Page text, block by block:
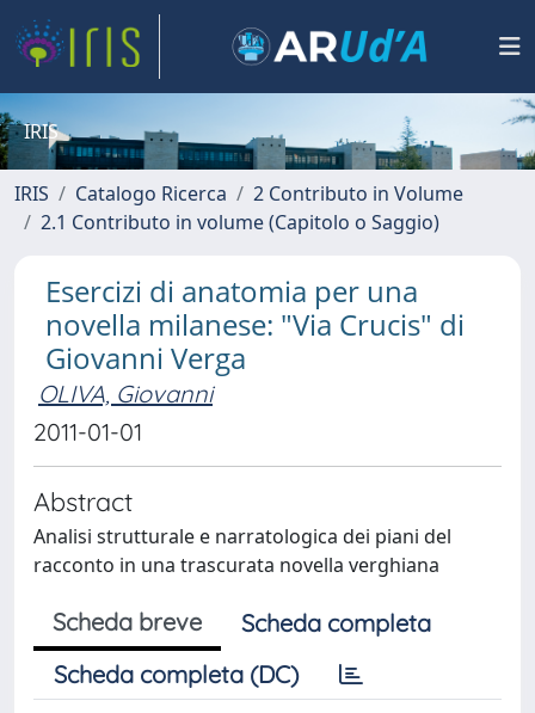
IRIS
IRIS Catalogo Ricerca
2 Contributo in Volume
2.1 Contributo in volume (Capitolo o Saggio)
Esercizi di anatomia per una
novella milanese: "Via Crucis" di
Giovanni Verga
OLIVA, Giovanni
2011-01-01
Abstract
Analisi strutturale e narratologica dei piani del
racconto in una trascurata novella verghiana
Scheda breve
Scheda completa
Scheda completa (DC)